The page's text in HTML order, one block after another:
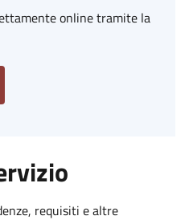
online tramite la
requisiti e altre